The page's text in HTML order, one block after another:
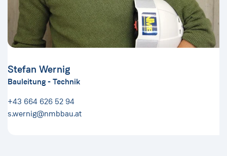
Stefan Wernig
Bauleitung - Technik
+43 664 626 52 94
s.wernig@nmbbau.at